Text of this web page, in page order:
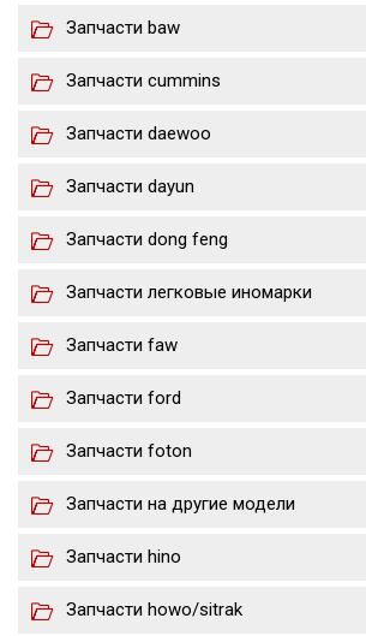
Запчасти baw
Запчасти cummins
Запчасти daewoo
Запчасти dayun
Запчасти dong feng
Запчасти легковые иномарки
Запчасти faw
Запчасти ford
Запчасти foton
Запчасти на другие модели
Запчасти hino
Запчасти howo/sitrak